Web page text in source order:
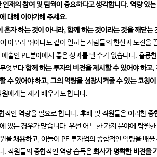
재의 참여 및 팀웍이 중요하다고 생각합니다. 역량 있
대해 이야기해 주세요.
혼자 하는 것이 아니라, 함께 하는 것이라는 것을 깨닫는
아무리 뛰어나도 같이 일하는 사람들의 헌신과 도전을
술인 PE분야에서 좋은 성과를 낼 수가 없습니다. 훌륭
엇보다함께 하는 투자의 비전을 제시할 수 있어야 하고,
수 있어야 하고, 그의 역량을 성장시켜줄 수 있는 코칭
에게는 제가 배우기도 합니다.
적인 역량을 필요로 합니다. 후배 및 직원들은 이러한 종
있는 경우가 많습니다. 우선 어느 한 가지 분야에 탁월
을 채용하고, 이들이 PE 투자업의 종합적인 역량을 배울
. 직원들의 종합적인 역량 습득은회사가 명확한 비전을